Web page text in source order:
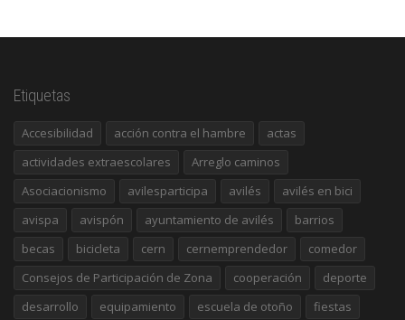
Etiquetas
Accesibilidad acción contra el hambre
actas
actividades extraescolares
Arreglo caminos
Asociacionismo
avilesparticipa avilés
avilés en bici
avispa
avispón ayuntamiento de avilés
barrios
becas
bicicleta cern cernemprendedor
comedor
Consejos de Participación de Zona
cooperación
deporte
desarrollo
equipamiento escuela de otoño
fiestas